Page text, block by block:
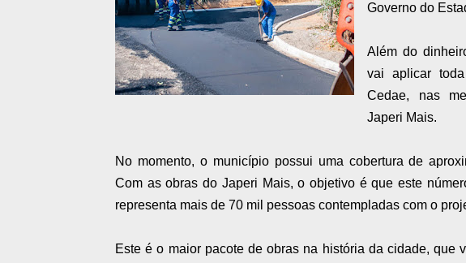
Governo do
Além do
vai aplicar
Cedae, nas
Japeri Mais.
No momento, o município possui uma cobertura de
Com as obras do Japeri Mais, o objetivo é que este
representa mais de 70 mil pessoas contempladas com o
Este é o maior pacote de obras na história da cidade, que